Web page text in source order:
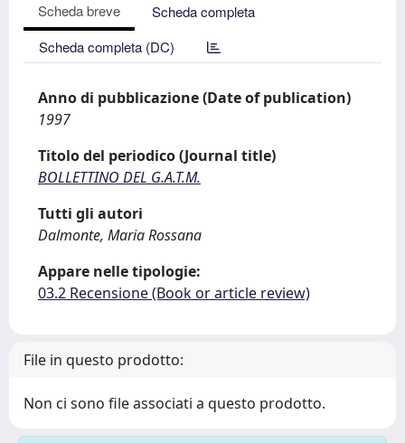
Scheda breve
Scheda completa
Scheda completa (DC)
Anno di pubblicazione (Date of publication)
1997
Titolo del periodico (Journal title)
BOLLETTINO DEL G.A.T.M.
Tutti gli autori
Dalmonte, Maria Rossana
Appare nelle tipologie:
03.2 Recensione (Book or article review)
File in questo prodotto:
Non ci sono file associati a questo prodotto.